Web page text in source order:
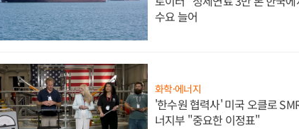
수요 늘어
화학·에너지
'한수원 협력사' 미국 오클로
너지부 "중요한 이정표"